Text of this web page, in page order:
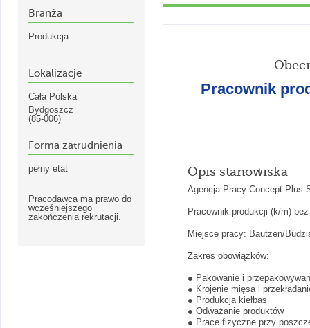
Branża
Produkcja
Lokalizacje
Cała Polska
Bydgoszcz
(85-006)
Forma zatrudnienia
pełny etat
Pracodawca ma prawo do
wcześniejszego
zakończenia rekrutacji.
Pracownik
Opis stanowiska
Agencja Pracy Concept Plus
Pracownik produkcji (k/m)
Miejsce pracy: Bautzen/
Zakres obowiązków:
● Pakowanie i
● Krojenie mięsa i
● Produkcja kiełbas
● Odważanie produktów
● Prace fizyczne przy